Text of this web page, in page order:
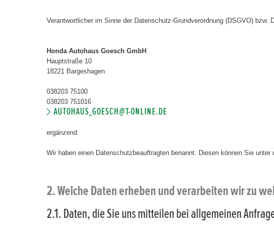
Verantwortlicher im Sinne der Datenschutz-Grundverordnung (DSGVO) bzw.
Honda Autohaus Goesch GmbH
Hauptstraße 10
18221 Bargeshagen
038203 75100
038203 751016
AUTOHAUS_GOESCH@T-ONLINE.DE
ergänzend:
Wir haben einen Datenschutzbeauftragten benannt. Diesen können Sie
2. Welche Daten erheben und verarbeiten wir zu
2.1. Daten, die Sie uns mitteilen bei allgemeinen